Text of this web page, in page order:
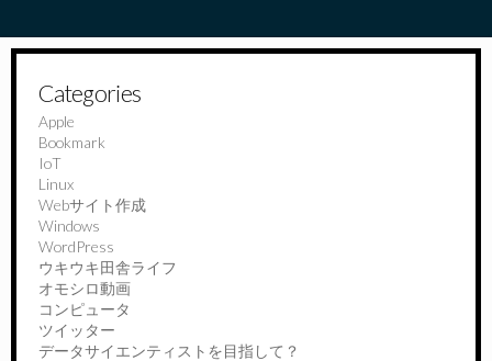
Categories
Apple
Bookmark
IoT
Linux
Webサイト作成
Windows
WordPress
ウキウキ田舎ライフ
オモシロ動画
コンピュータ
ツイッター
データサイエンティストを目指して？